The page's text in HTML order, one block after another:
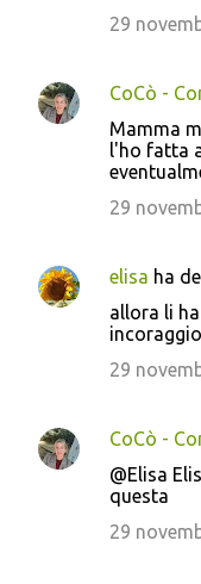
29
CoCò -
Mamma
l'ho fatta
29
elisa ha
allora li
29
CoCò -
@Elisa
questa
29